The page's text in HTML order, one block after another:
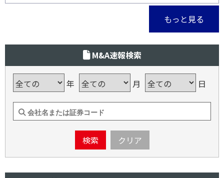
もっと見る
M&A速報検索
年 月 日
検索 クリア